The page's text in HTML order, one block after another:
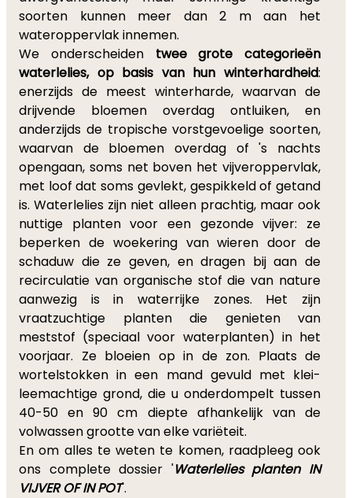
soorten kunnen meer dan 2 m aan het
wateroppervlak innemen.
We onderscheiden twee grote categorieën
waterlelies, op basis van hun winterhardheid:
enerzijds de meest winterharde, waarvan de
drijvende bloemen overdag ontluiken, en
anderzijds de tropische vorstgevoelige soorten,
waarvan de bloemen overdag of 's nachts
opengaan, soms net boven het vijveroppervlak,
met loof dat soms gevlekt, gespikkeld of getand
is. Waterlelies zijn niet alleen prachtig, maar ook
nuttige planten voor een gezonde vijver: ze
beperken de woekering van wieren door de
schaduw die ze geven, en dragen bij aan de
recirculatie van organische stof die van nature
aanwezig is in waterrijke zones. Het zijn
vraatzuchtige planten die genieten van
meststof (speciaal voor waterplanten) in het
voorjaar. Ze bloeien op in de zon. Plaats de
wortelstokken in een mand gevuld met klei-
leemachtige grond, die u onderdompelt tussen
40-50 en 90 cm diepte afhankelijk van de
volwassen grootte van elke variëteit.
En om alles te weten te komen, raadpleeg ook
ons complete dossier 'Waterlelies planten IN
VIJVER OF IN POT'.